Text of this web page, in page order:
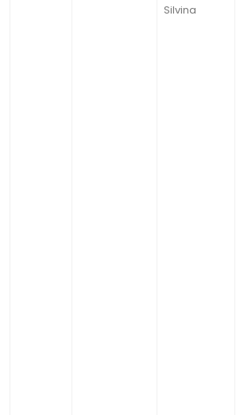
Silvina